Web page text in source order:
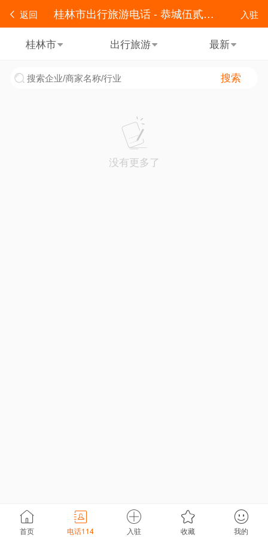
返回 入驻
桂林市出行旅游电话 - 恭城伍贰零便民
桂林市 出行旅游 最新
搜索
没有更多了
首页 电话114 入驻 收藏 我的